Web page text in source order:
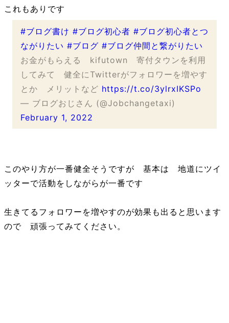
これもありです
#ブログ書け #ブログ初心者 #ブログ初心者とつ
ながりたい #ブログ #ブログ仲間と繋がりたい
お金がもらえる kifutown 寄付タウンを利用
してみて 健全にTwitterがフォロワーを増やす
とか メリットなど https://t.co/3ylrxIKSPo
— ブログおじさん (@Jobchangetaxi)
February 1, 2022
このやり方が一番健全そうですが 基本は 地道にツイ
ッターで活動をしながらが一番です
生きてるフォロワーを増やすのが効果も出ると思います
ので 頑張ってみてください。